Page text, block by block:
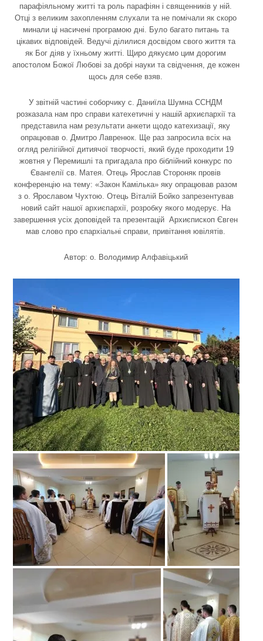
парафіяльному житті та роль парафіян і священників у ній.
Отці з великим захопленням слухали та не помічали як скоро
минали ці насичені програмою дні. Було багато питань та
цікавих відповідей. Ведучі ділилися досвідом свого життя та
як Бог діяв у їхньому житті. Щиро дякуємо цим дорогим
апостолом Божої Любові за добрі науки та свідчення, де кожен
щось для себе взяв.
У звітній частині соборчику с. Даниїла Шумна ССНДМ
розказала нам про справи катехетичні у нашій архиєпархії та
представила нам результати анкети щодо катехизації, яку
опрацював о. Дмитро Лавренюк. Ще раз запросила всіх на
огляд релігійної дитиячої творчості, який буде проходити 19
жовтня у Перемишлі та пригадала про біблійний конкурс по
Євангелії св. Матея. Отець Ярослав Стороняк провів
конференцію на тему: «Закон Камілька» яку опрацював разом
з о. Ярославом Чухтою. Отець Віталій Бойко запрезентував
новий сайт нашої архиєпархії, розробку якого модерує. На
завершення усіх доповідей та презентацій Архиєпископ Євген
мав слово про єпархіальні справи, привітання ювілятів.
Автор: о. Володимир Алфавіцький